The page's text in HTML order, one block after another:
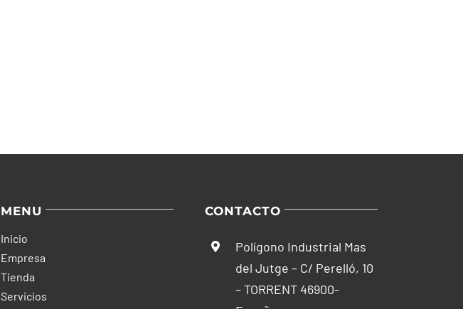
MENU
Inicio
Empresa
Tienda
Servicios
CONTACTO
Polígono Industrial Mas
del Jutge – C/ Perelló, 10
– TORRENT 46900-